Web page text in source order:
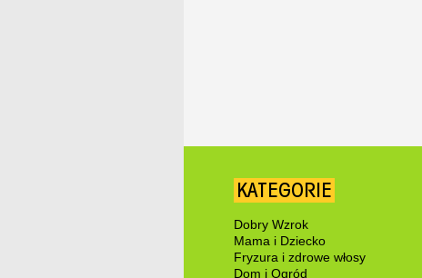
KATEGORIE
Dobry Wzrok
Mama i Dziecko
Fryzura i zdrowe włosy
Dom i Ogród